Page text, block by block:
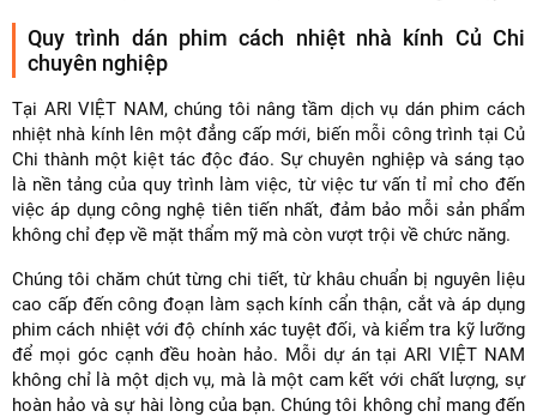
Quy trình dán phim cách nhiệt nhà kính Củ Chi
chuyên nghiệp
Tại ARI VIỆT NAM, chúng tôi nâng tầm dịch vụ dán phim cách
nhiệt nhà kính lên một đẳng cấp mới, biến mỗi công trình tại Củ
Chi thành một kiệt tác độc đáo. Sự chuyên nghiệp và sáng tạo
là nền tảng của quy trình làm việc, từ việc tư vấn tỉ mỉ cho đến
việc áp dụng công nghệ tiên tiến nhất, đảm bảo mỗi sản phẩm
không chỉ đẹp về mặt thẩm mỹ mà còn vượt trội về chức năng.
Chúng tôi chăm chút từng chi tiết, từ khâu chuẩn bị nguyên liệu
cao cấp đến công đoạn làm sạch kính cẩn thận, cắt và áp dụng
phim cách nhiệt với độ chính xác tuyệt đối, và kiểm tra kỹ lưỡng
để mọi góc cạnh đều hoàn hảo. Mỗi dự án tại ARI VIỆT NAM
không chỉ là một dịch vụ, mà là một cam kết với chất lượng, sự
hoàn hảo và sự hài lòng của bạn. Chúng tôi không chỉ mang đến